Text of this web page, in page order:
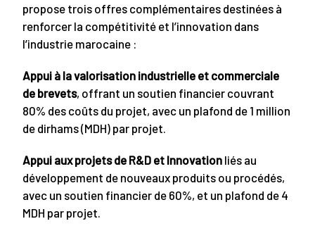
propose trois offres complémentaires destinées à
renforcer la compétitivité et l’innovation dans
l’industrie marocaine :
Appui à la valorisation industrielle et commerciale
de brevets, offrant un soutien financier couvrant
80% des coûts du projet, avec un plafond de 1 million
de dirhams (MDH) par projet.
Appui aux projets de R&D et Innovation liés au
développement de nouveaux produits ou procédés,
avec un soutien financier de 60%, et un plafond de 4
MDH par projet.